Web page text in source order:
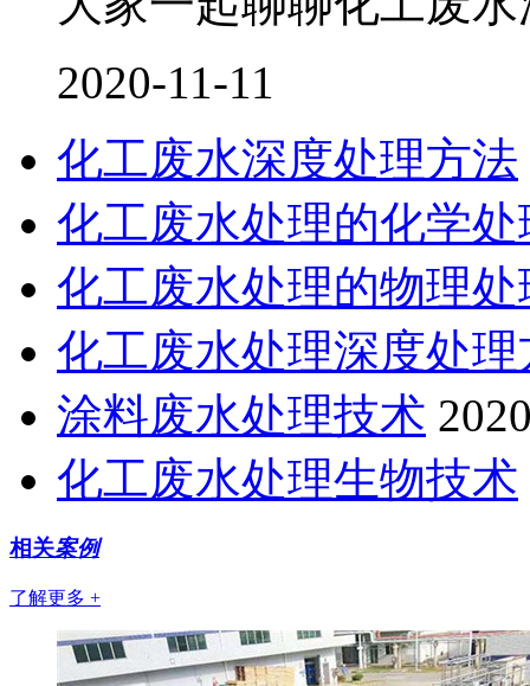
2020-11-11
化工废水深度处理方法
化工废水处理的化学
化工废水处理的物理处
化工废水处理深度处理
涂料废水处理技术
化工废水处理生物技术
相关案例
了解更多 +